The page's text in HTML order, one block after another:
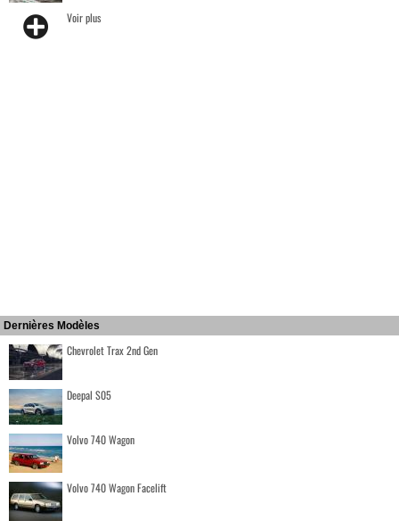
Voir plus
Dernières Modèles
Chevrolet Trax 2nd Gen
Deepal S05
Volvo 740 Wagon
Volvo 740 Wagon Facelift